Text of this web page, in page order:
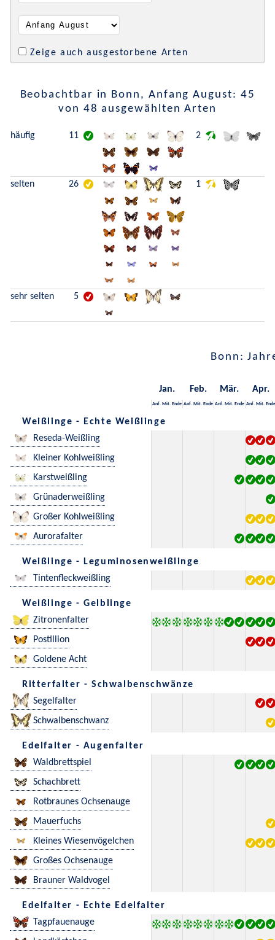
Zeige auch ausgestorbene Arten
Beobachtbar in Bonn, Anfang August: 45
von 48 ausgewählten Arten
häufig 11 2
selten 26 1
sehr selten 5
Bonn:
Jan. Feb. Mär. Apr.
Anf. Mit. Ende Anf. Mit. Ende Anf. Mit. Ende Anf. Mit. Ende
Weißlinge - Echte Weißlinge
Reseda-Weißling
Kleiner Kohlweißling
Karstweißling
Grünaderweißling
Großer Kohlweißling
Aurorafalter
Weißlinge - Leguminosenweißlinge
Tintenfleckweißling
Weißlinge - Gelblinge
Zitronenfalter
Postillion
Goldene Acht
Ritterfalter - Schwalbenschwänze
Segelfalter
Schwalbenschwanz
Edelfalter - Augenfalter
Waldbrettspiel
Schachbrett
Rotbraunes Ochsenauge
Mauerfuchs
Kleines Wiesenvögelchen
Großes Ochsenauge
Brauner Waldvogel
Edelfalter - Echte Edelfalter
Tagpfauenauge